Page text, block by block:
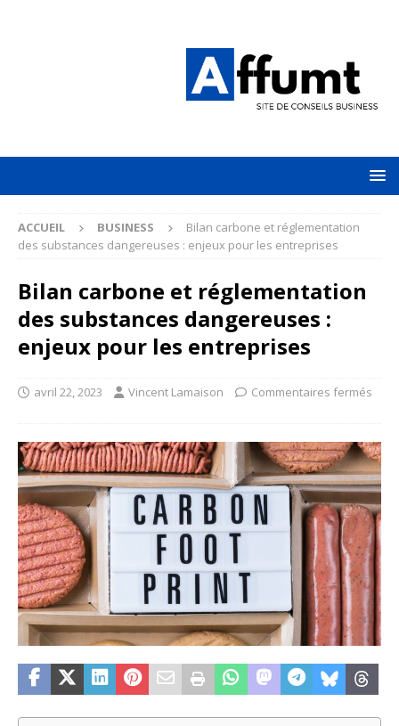
ACCUEIL BUSINESS
Bilan carbone et réglementation
des substances dangereuses : enjeux pour les entreprises
Bilan carbone et réglementation
des substances dangereuses :
enjeux pour les entreprises
avril 22, 2023 Vincent Lamaison Commentaires fermés